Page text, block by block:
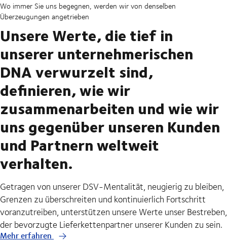
Wo immer Sie uns begegnen, werden wir von denselben
Überzeugungen angetrieben
Unsere Werte, die tief in
unserer unternehmerischen
DNA verwurzelt sind,
definieren, wie wir
zusammenarbeiten und wie wir
uns gegenüber unseren Kunden
und Partnern weltweit
verhalten.
Getragen von unserer DSV-Mentalität, neugierig zu bleiben,
Grenzen zu überschreiten und kontinuierlich Fortschritt
voranzutreiben, unterstützen unsere Werte unser Bestreben,
der bevorzugte Lieferkettenpartner unserer Kunden zu sein.
Mehr erfahren